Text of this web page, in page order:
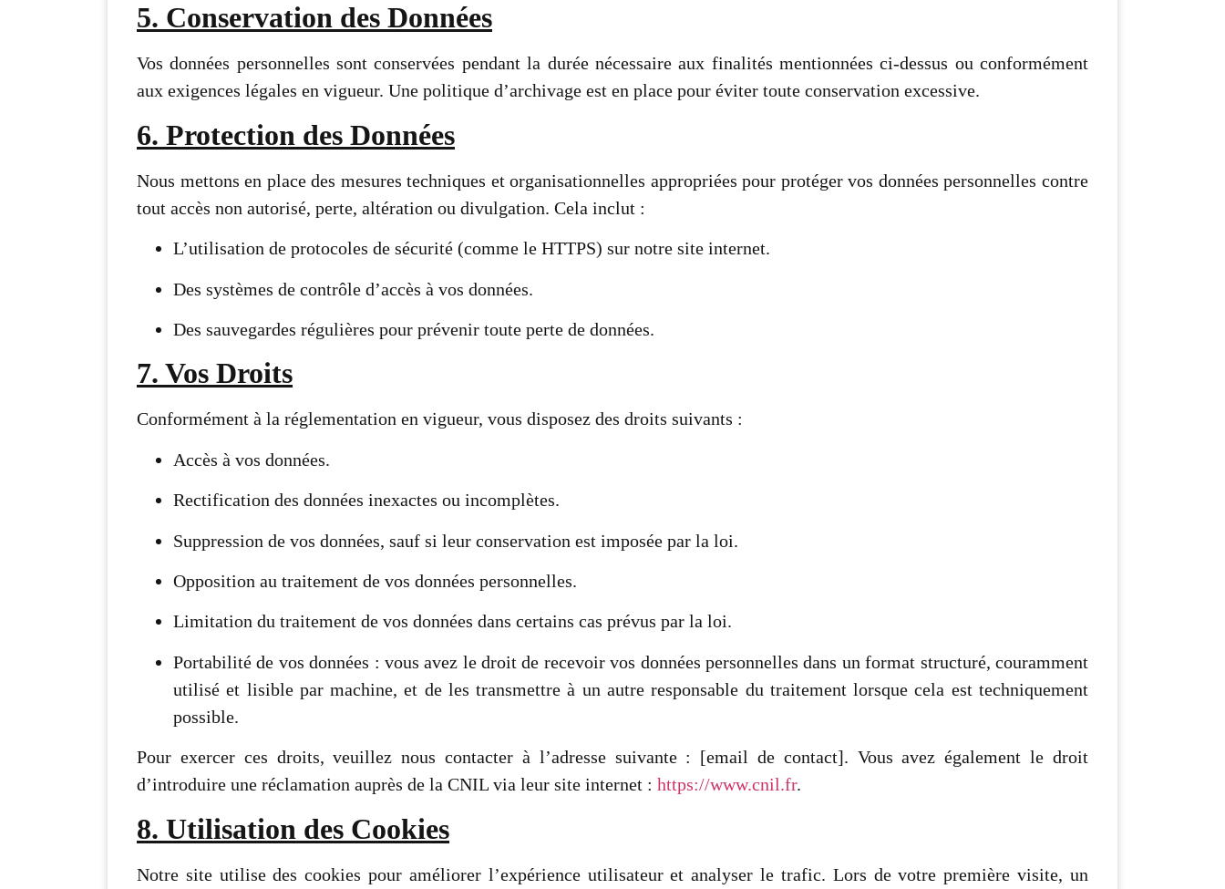
5. Conservation des Données
Vos données personnelles sont conservées pendant la durée nécessaire aux finalités mentionnées ci-dessus ou conformément
aux exigences légales en vigueur. Une politique d’archivage est en place pour éviter toute conservation excessive.
6. Protection des Données
Nous mettons en place des mesures techniques et organisationnelles appropriées pour protéger vos données personnelles contre
tout accès non autorisé, perte, altération ou divulgation. Cela inclut :
L’utilisation de protocoles de sécurité (comme le HTTPS) sur notre site internet.
Des systèmes de contrôle d’accès à vos données.
Des sauvegardes régulières pour prévenir toute perte de données.
7. Vos Droits
Conformément à la réglementation en vigueur, vous disposez des droits suivants :
Accès à vos données.
Rectification des données inexactes ou incomplètes.
Suppression de vos données, sauf si leur conservation est imposée par la loi.
Opposition au traitement de vos données personnelles.
Limitation du traitement de vos données dans certains cas prévus par la loi.
Portabilité de vos données : vous avez le droit de recevoir vos données personnelles dans un format structuré, couramment
utilisé et lisible par machine, et de les transmettre à un autre responsable du traitement lorsque cela est techniquement
possible.
Pour exercer ces droits, veuillez nous contacter à l’adresse suivante : [email de contact]. Vous avez également le droit
d’introduire une réclamation auprès de la CNIL via leur site internet : https://www.cnil.fr.
8. Utilisation des Cookies
Notre site utilise des cookies pour améliorer l’expérience utilisateur et analyser le trafic. Lors de votre première visite, un